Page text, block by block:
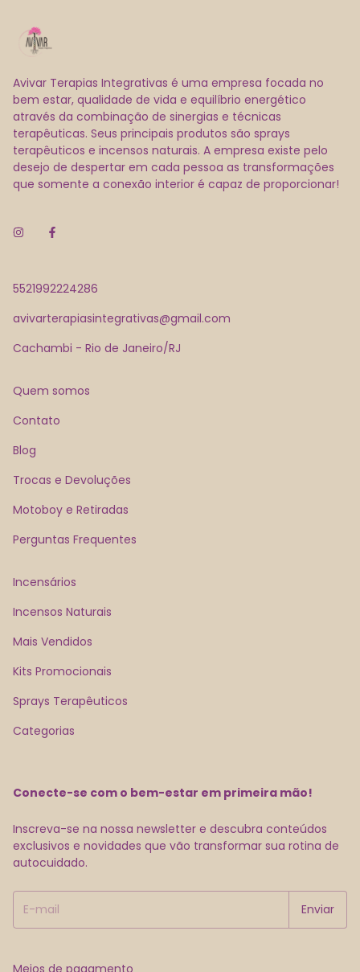
Avivar Terapias Integrativas é uma empresa focada no
bem estar, qualidade de vida e equilíbrio energético
através da combinação de sinergias e técnicas
terapêuticas. Seus principais produtos são sprays
terapêuticos e incensos naturais. A empresa existe pelo
desejo de despertar em cada pessoa as transformações
que somente a conexão interior é capaz de proporcionar!
5521992224286
avivarterapiasintegrativas@gmail.com
Cachambi - Rio de Janeiro/RJ
Quem somos
Contato
Blog
Trocas e Devoluções
Motoboy e Retiradas
Perguntas Frequentes
Incensários
Incensos Naturais
Mais Vendidos
Kits Promocionais
Sprays Terapêuticos
Categorias
Conecte-se com o bem-estar em primeira mão!
Inscreva-se na nossa newsletter e descubra conteúdos
exclusivos e novidades que vão transformar sua rotina de
autocuidado.
Meios de pagamento